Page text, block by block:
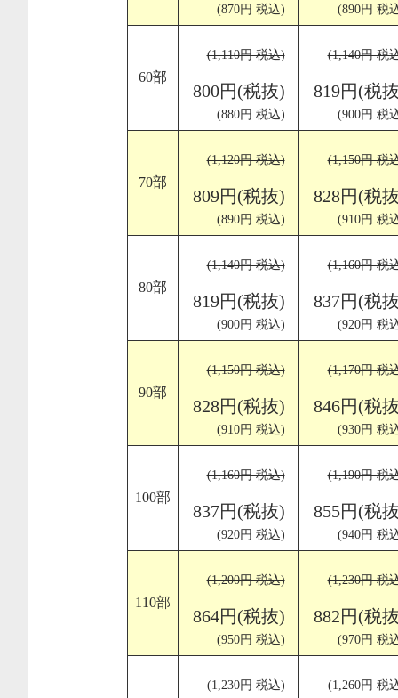
(870円 税込) (890円 税
60部
(1,110円 税込)
800円(税抜)
(880円 税込)
(1,140円 税
819円(税
(900円 税
70部
(1,120円 税込)
809円(税抜)
(890円 税込)
(1,150円 税
828円(税
(910円 税
80部
(1,140円 税込)
819円(税抜)
(900円 税込)
(1,160円 税
837円(税
(920円 税
90部
(1,150円 税込)
828円(税抜)
(910円 税込)
(1,170円 税
846円(税
(930円 税
100部
(1,160円 税込)
837円(税抜)
(920円 税込)
(1,190円 税
855円(税
(940円 税
110部
(1,200円 税込)
864円(税抜)
(950円 税込)
(1,230円 税
882円(税
(970円 税
(1,230円 税込) (1,260円 税